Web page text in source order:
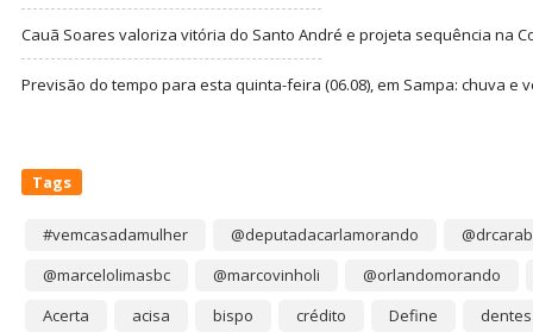
Cauã Soares valoriza vitória do Santo André e projeta sequência na
Previsão do tempo para esta quinta-feira (06.08), em Sampa: chuva e
Tags
#vemcasadamulher @deputadacarlamorando
@marcelolimasbc
@marcovinholi
@orlandomorando
Acerta
acisa bispo crédito Define dentes